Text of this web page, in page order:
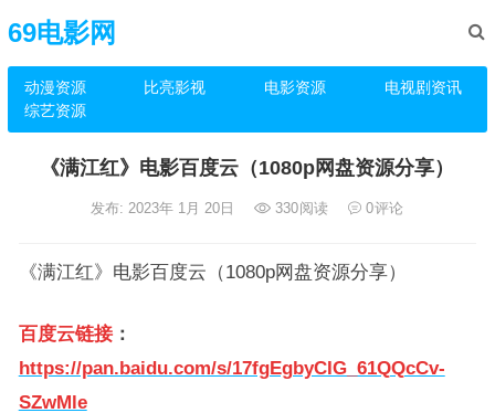
69电影网
动漫资源 比亮影视 电影资源
电视剧资讯
综艺资源
《满江红》电影百度云（1080p网盘资源分享）
发布: 2023年 1月 20日 330阅读 0评论
《满江红》电影百度云（1080p网盘资源分享）
百度云链接：
https://pan.baidu.com/s/17fgEgbyCIG_61QQcCv-
SZwMle